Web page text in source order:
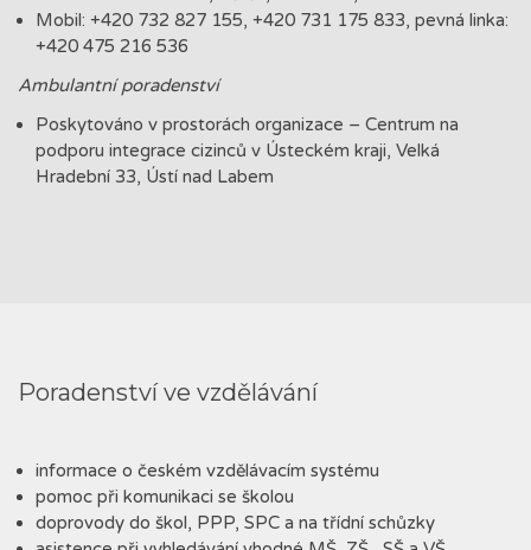
Mobil: +420 732 827 155, +420 731 175 833, pevná linka:
+420 475 216 536
Ambulantní poradenství
Poskytováno v prostorách organizace – Centrum na
podporu integrace cizinců v Ústeckém kraji, Velká
Hradební 33, Ústí nad Labem
Poradenství ve vzdělávání
informace o českém vzdělávacím systému
pomoc při komunikaci se školou
doprovody do škol, PPP, SPC a na třídní schůzky